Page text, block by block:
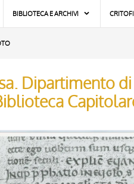
BIBLIOTECA E ARCHIVI
Dipartimento